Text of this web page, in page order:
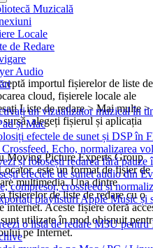
Muzicală
Locale
de Redare
Audio
un vizualizator muzical în
și Mac
efectele de sunet și DSP în
Echo, normalizarea
și folosești redarea fără pauze
efectele de sunet audio din
compresor, crossfeed și
playlisturi Apple Music și
o listă de redare M3U
importul fișierelor de liste de
cloud, fișierele locale ale
Liste de redare > Mai multe >
alegeți fișierul și aplicația
Moving Picture Experts Group
este un format de fișier de
multimedia. Una dintre
fișierelor de liste de redare cu o
Aceste fișiere oferă
utilizate în mod obișnuit
pe Internet.